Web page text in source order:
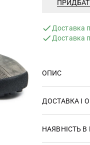
Доставка
Доставка
ОПИС
ДОСТАВКА І
НАЯВНІСТЬ